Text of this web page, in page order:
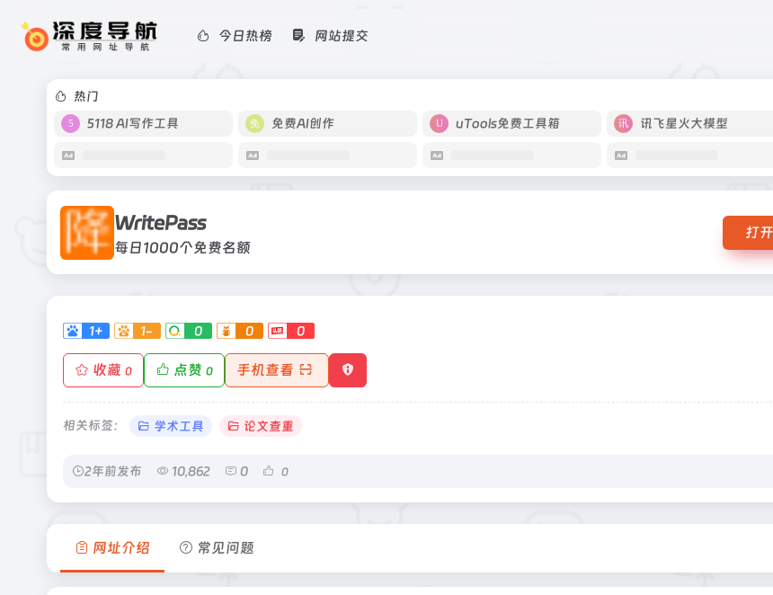
今日热榜 网站提交
热门
5118 AI写作工具
免费AI创作 uTools免费工具箱 讯飞星火大模型
WritePass
每日1000个免费名额
打
1+ 1- 0 0 0
收藏 0 点赞 0 手机查看
相关标签： 学术工具 论文查重
2年前发布 10,862 0 0
网址介绍 常见问题